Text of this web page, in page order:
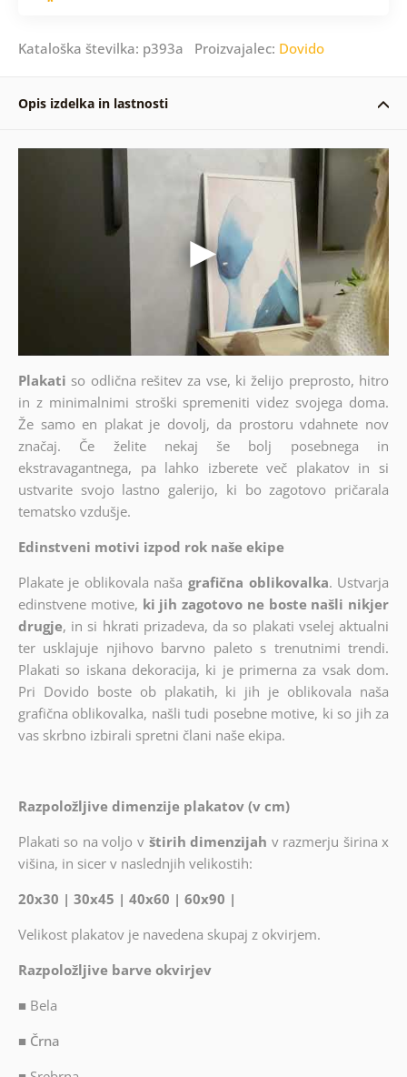
Kataloška številka: p393a Proizvajalec: Dovido
Opis izdelka in lastnosti
Plakati so odlična rešitev za vse, ki želijo preprosto, hitro
in z minimalnimi stroški spremeniti videz svojega doma.
Že samo en plakat je dovolj, da prostoru vdahnete nov
značaj. Če želite nekaj še bolj posebnega in
ekstravagantnega, pa lahko izberete več plakatov in si
ustvarite svojo lastno galerijo, ki bo zagotovo pričarala
tematsko vzdušje.
Edinstveni motivi izpod rok naše ekipe
Plakate je oblikovala naša grafična oblikovalka. Ustvarja
edinstvene motive, ki jih zagotovo ne boste našli nikjer
drugje, in si hkrati prizadeva, da so plakati vselej aktualni
ter usklajuje njihovo barvno paleto s trenutnimi trendi.
Plakati so iskana dekoracija, ki je primerna za vsak dom.
Pri Dovido boste ob plakatih, ki jih je oblikovala naša
grafična oblikovalka, našli tudi posebne motive, ki so jih za
vas skrbno izbirali spretni člani naše ekipa.
Razpoložljive dimenzije plakatov (v cm)
Plakati so na voljo v štirih dimenzijah v razmerju širina x
višina, in sicer v naslednjih velikostih:
20x30 | 30x45 | 40x60 | 60x90 |
Velikost plakatov je navedena skupaj z okvirjem.
Razpoložljive barve okvirjev
■ Bela
■ Črna